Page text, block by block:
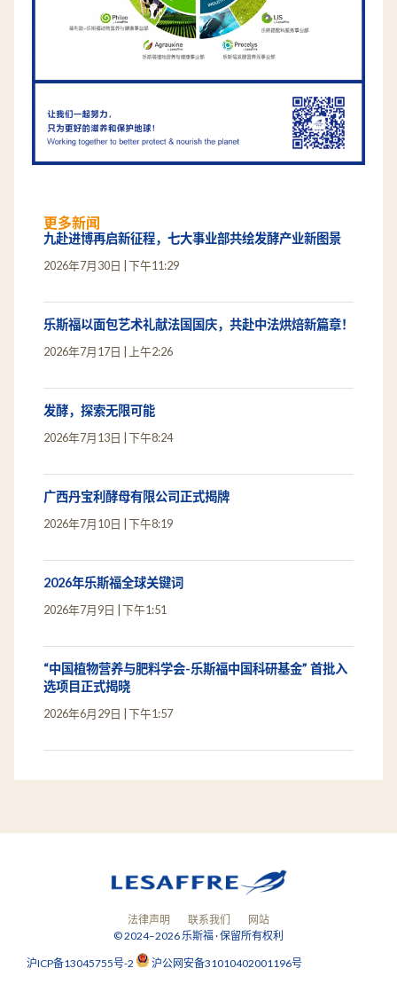
更多新闻
九赴进博再启新征程，七大事业部共绘发酵产业新图景
2026年7月30日 下午11:29
乐斯福以面包艺术礼献法国国庆，共赴中法烘焙新篇章！
2026年7月17日 上午2:26
发酵，探索无限可能
2026年7月13日 下午8:24
广西丹宝利酵母有限公司正式揭牌
2026年7月10日 下午8:19
2026年乐斯福全球关键词
2026年7月9日 下午1:51
“中国植物营养与肥料学会-乐斯福中国科研基金” 首批入
选项目正式揭晓
2026年6月29日 下午1:57
© 2024–2026 乐斯福 · 保留所有权利
法律声明 联系我们 网站
沪ICP备13045755号-2 沪公网安备31010402001196号